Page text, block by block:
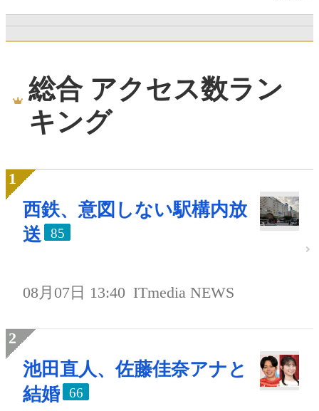
総合 アクセス数ラン
キング
西鉄、意図しない駅構内放
送
85
08月07日 13:40 ITmedia NEWS
池田直人、佐藤佳奈アナと
結婚
66